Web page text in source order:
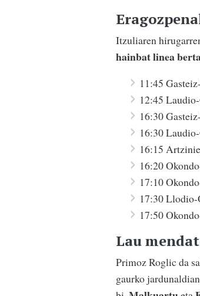
Itzuliaren
hainbat linea
11:45
12:45
16:30
16:30
16:15
16:20
17:10
17:30
17:50
Lau
Primoz Roglic da
gaurko